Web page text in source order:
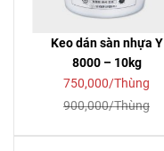
Keo dán sàn nhựa Y
8000 – 10kg
750,000/Thùng
900,000/Thùng